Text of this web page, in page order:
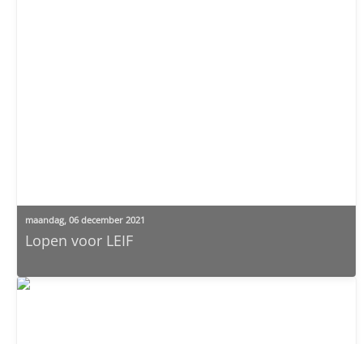
maandag, 06 december 2021
Lopen voor LEIF